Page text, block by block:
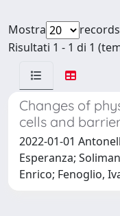
Mostra
records
Risultati 1 - 1 di 1
Changes of
cells and
2022-01-01
Esperanza;
Enrico; Fenoglio,